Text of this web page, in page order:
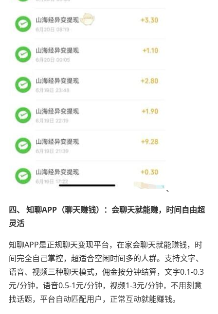
、
四、 知聊APP（聊天赚钱）：会聊天就能赚，时间自由超
灵活
知聊APP是正规聊天变现平台，在家会聊天就能赚钱，时
间完全自己掌控，超适合空闲时间多的人群。支持文字、
语音、视频三种聊天模式，佣金按分钟结算，文字0.1-0.3
元/分钟，语音0.5-1元/分钟，视频1-3元/分钟，不用刻意
找话题，平台自动匹配用户，正常互动就能赚钱。